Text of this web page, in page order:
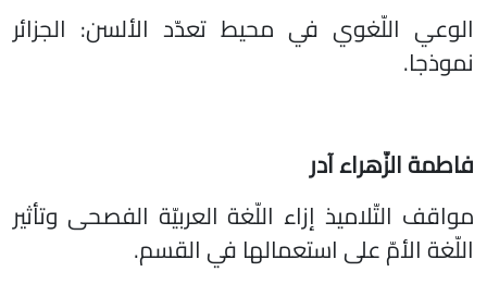
الوعي اللّغوي في محيط تعدّد الألسن: الجزائر
نموذجا.
فاطمة الزّهراء آدر
مواقف التّلاميذ إزاء اللّغة العربيّة الفصحى وتأثير
اللّغة الأمّ على استعمالها في القسم.